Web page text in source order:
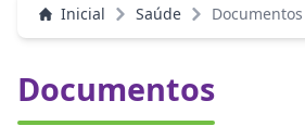
Inicial Saúde Documentos
Documentos